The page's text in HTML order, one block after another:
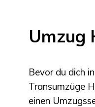
Umzug
Bevor du dich
Transumzüge
einen